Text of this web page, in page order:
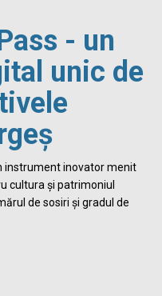
- un
unic de
instrument inovator menit
cultura și patrimoniul
de sosiri și gradul de